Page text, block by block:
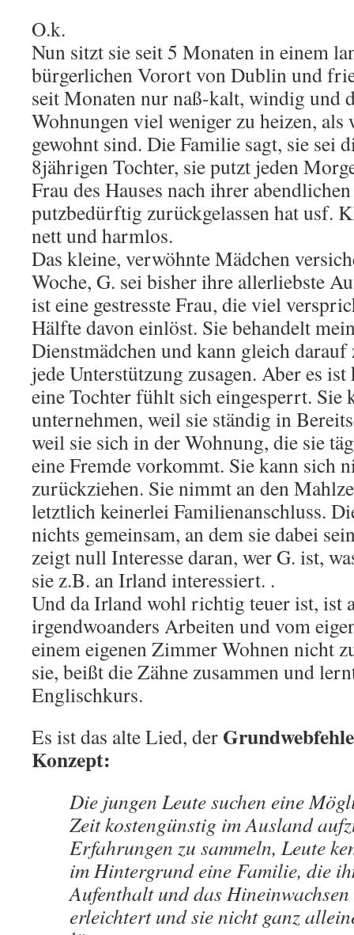
O.k.
Nun sitzt sie seit 5 Monaten in einem
bürgerlichen Vorort von Dublin und
seit Monaten nur naß-kalt, windig und
Wohnungen viel weniger zu heizen,
gewohnt sind. Die Familie sagt, sie sei
8jährigen Tochter, sie putzt jeden
Frau des Hauses nach ihrer
putzbedürftig zurückgelassen hat usf.
nett und harmlos.
Das kleine, verwöhnte Mädchen
Woche, G. sei bisher ihre allerliebste
ist eine gestresste Frau, die viel
Hälfte davon einlöst. Sie behandelt
Dienstmädchen und kann gleich
jede Unterstützung zusagen. Aber es
eine Tochter fühlt sich eingesperrt. Sie
unternehmen, weil sie ständig in
weil sie sich in der Wohnung, die sie
eine Fremde vorkommt. Sie kann sich
zurückziehen. Sie nimmt an den
letztlich keinerlei Familienanschluss.
nichts gemeinsam, an dem sie dabei
zeigt null Interesse daran, wer G. ist,
sie z.B. an Irland interessiert. .
Und da Irland wohl richtig teuer ist, ist
irgendwoanders Arbeiten und vom
einem eigenen Zimmer Wohnen nicht
sie, beißt die Zähne zusammen und
Englischkurs.
Es ist das alte Lied, der
Konzept:
Die jungen Leute suchen eine
Zeit kostengünstig im Ausland
Erfahrungen zu sammeln, Leute
im Hintergrund eine Familie, die
Aufenthalt und das
erleichtert und sie nicht ganz